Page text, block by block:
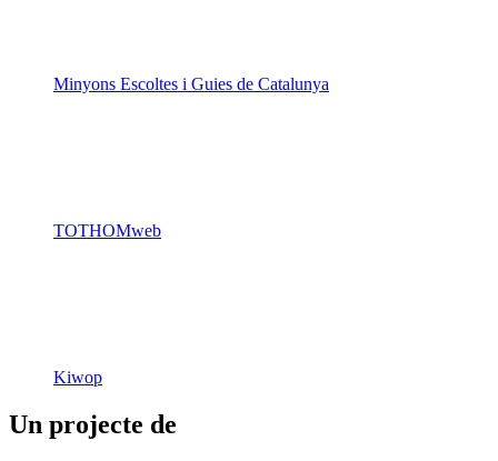
Minyons Escoltes i Guies de Catalunya
TOTHOMweb
Kiwop
Un projecte de